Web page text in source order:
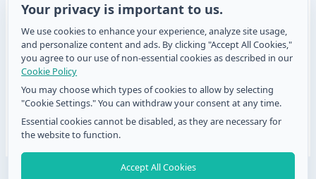
폼에 QR 코드를 사용하는 데 제한이 있나요?
제한은 거의 없습니다. 고객은 카메라가 있는 스마트폰
과 인터넷 접속만 있으면 됩니다. 이 기본 조건만 갖추면
QR 코드는 유연하고 효과적인 피드백 수집 수단이 됩니
다.
Your privacy is important to us.
We use cookies to enhance your experience, analyze site usage,
and personalize content and ads. By clicking "Accept All Cookies,"
you agree to our use of non-essential cookies as described in our
Cookie Policy
You may choose which types of cookies to allow by selecting
"Cookie Settings." You can withdraw your consent at any time.
Essential cookies cannot be disabled, as they are necessary for
the website to function.
Accept All Cookies